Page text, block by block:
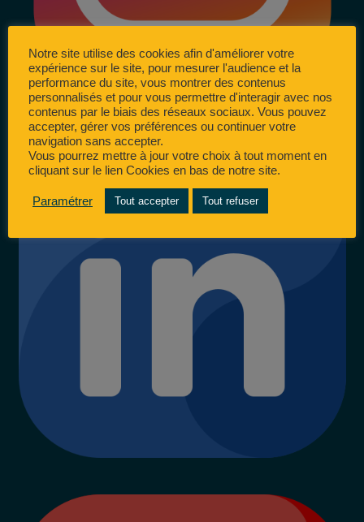
Notre site utilise des cookies afin d'améliorer votre
expérience sur le site, pour mesurer l'audience et la
performance du site, vous montrer des contenus
personnalisés et pour vous permettre d'interagir avec nos
contenus par le biais des réseaux sociaux. Vous pouvez
accepter, gérer vos préférences ou continuer votre
navigation sans accepter.
Vous pourrez mettre à jour votre choix à tout moment en
cliquant sur le lien Cookies en bas de notre site.
Paramétrer Tout accepter Tout refuser